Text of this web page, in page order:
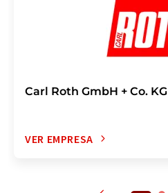
Carl Roth GmbH + Co. KG
VER EMPRESA